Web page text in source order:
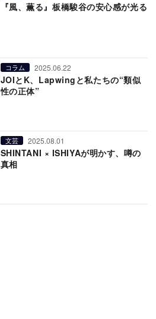
『風、薫る』板橋駿谷の安心感が光る
コラム 2025.06.22
JOIとK、Lapwingと私たちの“類似
性の正体”
文芸 2025.08.01
SHINTANI × ISHIYAが明かす、噂の
真相